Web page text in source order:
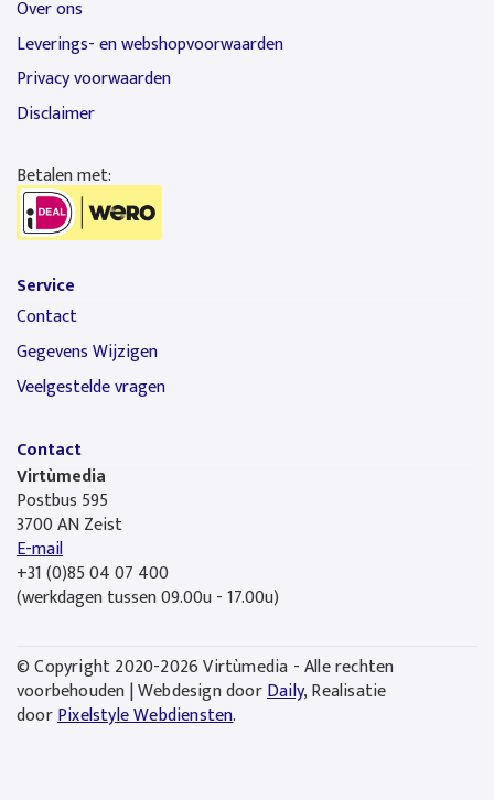
Over ons
Leverings- en webshopvoorwaarden
Privacy voorwaarden
Disclaimer
Betalen met:
Service
Contact
Gegevens Wijzigen
Veelgestelde vragen
Contact
Virtùmedia
Postbus 595
3700 AN Zeist
E-mail
+31 (0)85 04 07 400
(werkdagen tussen 09.00u - 17.00u)
© Copyright 2020-2026 Virtùmedia - Alle rechten
voorbehouden | Webdesign doorDaily, Realisatie
doorPixelstyle Webdiensten.